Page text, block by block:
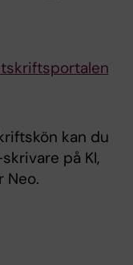
kan du
på KI,
Neo.